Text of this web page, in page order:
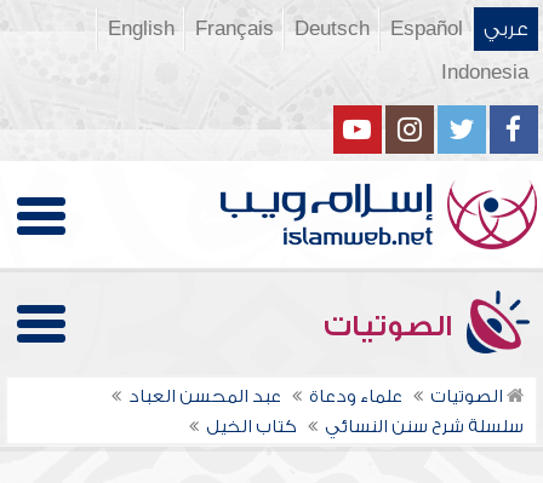
عربي Español
Deutsch
Français
English
Indonesia
الصوتيات
الصوتيات علماء ودعاة
عبد المحسن العباد
سلسلة شرح سنن النسائي
كتاب الخيل